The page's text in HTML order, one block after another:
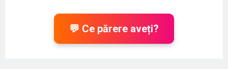
💬 Ce părere aveți?